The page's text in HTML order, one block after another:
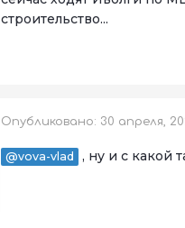
строительство...
Опубликовано: 30 апреля,
@vova-vlad , ну и с какой